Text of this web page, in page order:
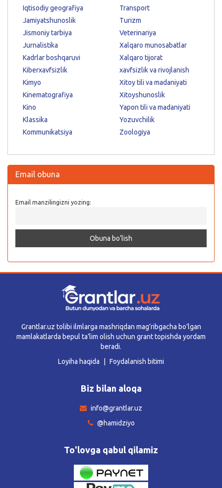
Iqtisodiy geografiya
Jamiyatshunoslik
Jismoniy tarbiya
Jurnalistika
Kadrlar boshqaruvi
Kiberxavfsizlik
Kimyo
Kinematografiya
Kino
Klassika
Kommunikatsiya
Transport
Turizm
Veterinariya
Xalqaro munosabatlar
Xalqaro tijorat
xavfsizlik va rivojlanish
Xitoy tili va madaniyati
Xitoyshunoslik
Yapon tili va madaniyati
Yozuvchilik
Zoologiya
Email obuna
Email manzilingizni yozing:
Grantlar.uz tolibi ilmlarga mashriqdan mag’ribgacha bo’lgan
mamlakatlarda bepul ta’lim olish uchun grant topishda yordam
beradi.
Loyiha haqida
Foydalanish bitimi
Biz bilan aloqa
info@grantlar.uz
@hamidziyo
To'lovga qabul qilamiz